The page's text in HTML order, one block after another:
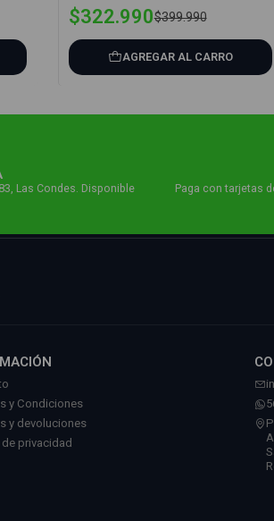
$322.990$399.990
AGREGAR AL CARRO
Las Condes. Disponible
Paga con tarjetas
y Condiciones
y devoluciones
privacidad